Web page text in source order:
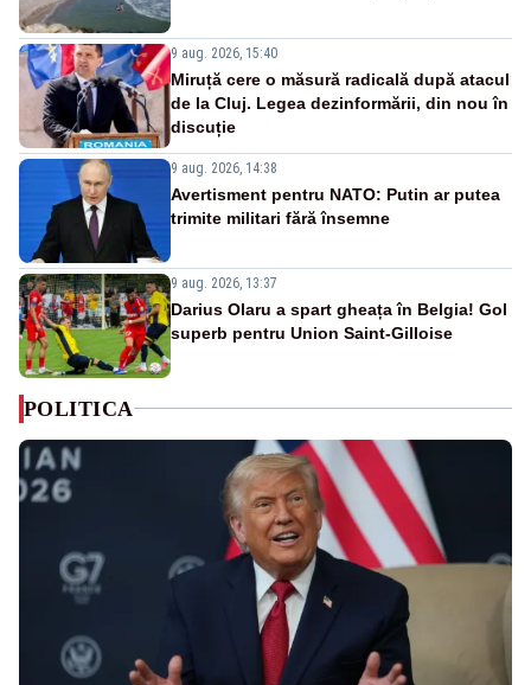
9 aug. 2026, 15:40
Miruță cere o măsură radicală după atacul
de la Cluj. Legea dezinformării, din nou în
discuție
9 aug. 2026, 14:38
Avertisment pentru NATO: Putin ar putea
trimite militari fără însemne
9 aug. 2026, 13:37
Darius Olaru a spart gheața în Belgia! Gol
superb pentru Union Saint-Gilloise
POLITICA